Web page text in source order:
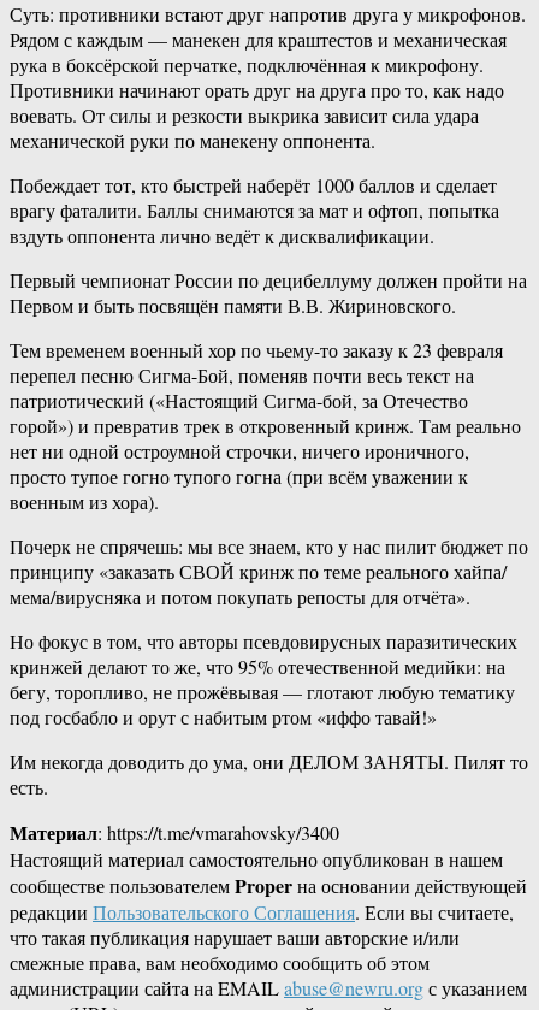
Суть: противники встают друг напротив друга у микрофонов.
Рядом с каждым — манекен для краштестов и механическая
рука в боксёрской перчатке, подключённая к микрофону.
Противники начинают орать друг на друга про то, как надо
воевать. От силы и резкости выкрика зависит сила удара
механической руки по манекену оппонента.
Побеждает тот, кто быстрей наберёт 1000 баллов и сделает
врагу фаталити. Баллы снимаются за мат и офтоп, попытка
вздуть оппонента лично ведёт к дисквалификации.
Первый чемпионат России по децибеллуму должен пройти на
Первом и быть посвящён памяти В.В. Жириновского.
Тем временем военный хор по чьему-то заказу к 23 февраля
перепел песню Сигма-Бой, поменяв почти весь текст на
патриотический («Настоящий Сигма-бой, за Отечество
горой») и превратив трек в откровенный кринж. Там реально
нет ни одной остроумной строчки, ничего ироничного,
просто тупое гогно тупого гогна (при всём уважении к
военным из хора).
Почерк не спрячешь: мы все знаем, кто у нас пилит бюджет по
принципу «заказать СВОЙ кринж по теме реального хайпа/
мема/вирусняка и потом покупать репосты для отчёта».
Но фокус в том, что авторы псевдовирусных паразитических
кринжей делают то же, что 95% отечественной медийки: на
бегу, торопливо, не прожёвывая — глотают любую тематику
под госбабло и орут с набитым ртом «иффо тавай!»
Им некогда доводить до ума, они ДЕЛОМ ЗАНЯТЫ. Пилят то
есть.
Материал: https://t.me/vmarahovsky/3400
Настоящий материал самостоятельно опубликован в нашем
сообществе пользователемProperна основании действующей
редакции Пользовательского Соглашения. Если вы считаете,
что такая публикация нарушает ваши авторские и/или
смежные права, вам необходимо сообщить об этом
администрации сайта на EMAILabuse@newru.orgс указанием